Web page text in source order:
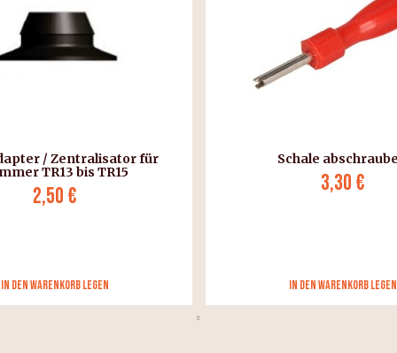
/ Zentralisator für
TR13 bis TR15
2,50 €
in den Warenkorb legen
Schale
3,30 €
in den Warenkorb legen